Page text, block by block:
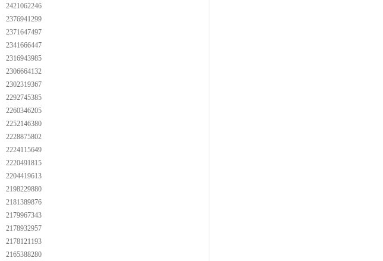
2421062246
2376941299
2371647497
2341666447
2316943985
2306664132
2302319367
2292745385
2260346205
2252146380
2228875802
2224115649
2220491815
2204419613
2198229880
2181389876
2179967343
2178932957
2178121193
2165388280